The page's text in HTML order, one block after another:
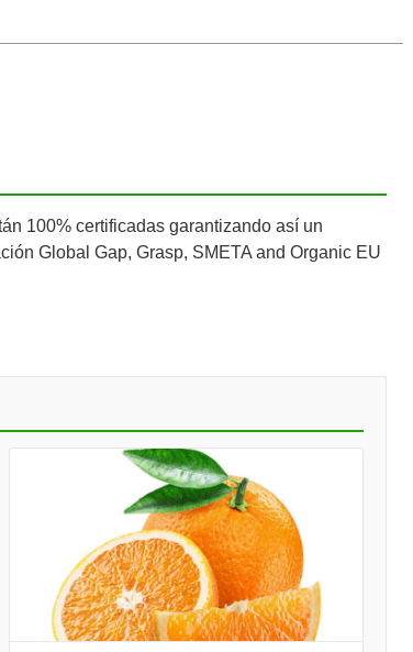
100% certificadas garantizando así un
Global Gap, Grasp, SMETA and Organic EU